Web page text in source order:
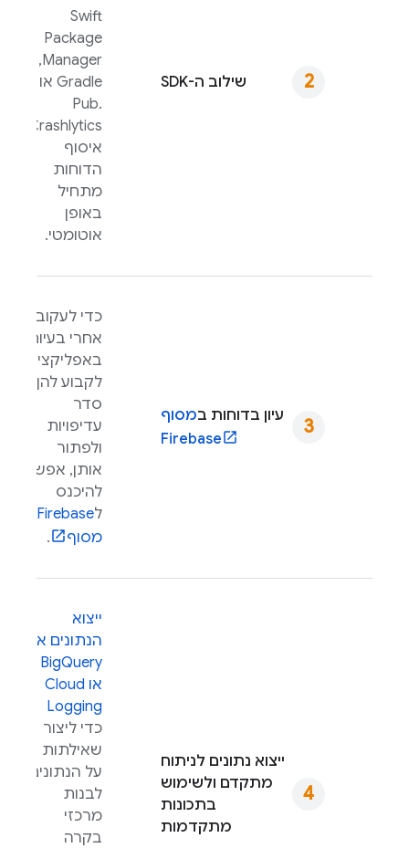
שילוב ה-SDK
Swift
Package
Manager,‏
Gradle או
Pub.
Crashlytics
איסוף
הדוחות
מתחיל
באופן
אוטומטי.
עיון בדוחות במסוף
Firebase
כדי לעקוב
אחרי בעיות
באפליקציה,
לקבוע להן
סדר
עדיפויות
ולפתור
אותן, אפשר
להיכנס
לFirebase
מסוף
.
ייצוא נתונים לניתוח
מתקדם ולשימוש
בתכונות
מתקדמות
ייצוא
הנתונים אל
BigQuery
או Cloud
Logging
כדי ליצור
שאילתות
על הנתונים,
לבנות
מרכזי
בקרה